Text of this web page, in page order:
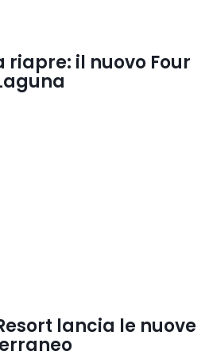
riapre: il nuovo Four
lancia le nuove